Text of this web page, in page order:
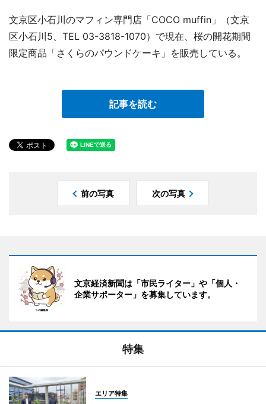
文京区小石川のマフィン専門店「COCO muffin」（文京
区小石川5、TEL 03-3818-1070）で現在、桜の開花期間
限定商品「さくらのパウンドケーキ」を販売している。
記事を読む
前の写真 次の写真
文京経済新聞は「市民ライター」や「個人・
企業サポーター」を募集しています。
特集
エリア特集